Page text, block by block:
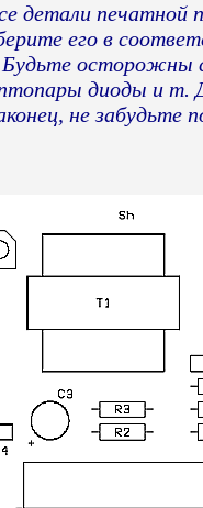
детали печатной
его в
осторожны
диоды и т.
не забудьте